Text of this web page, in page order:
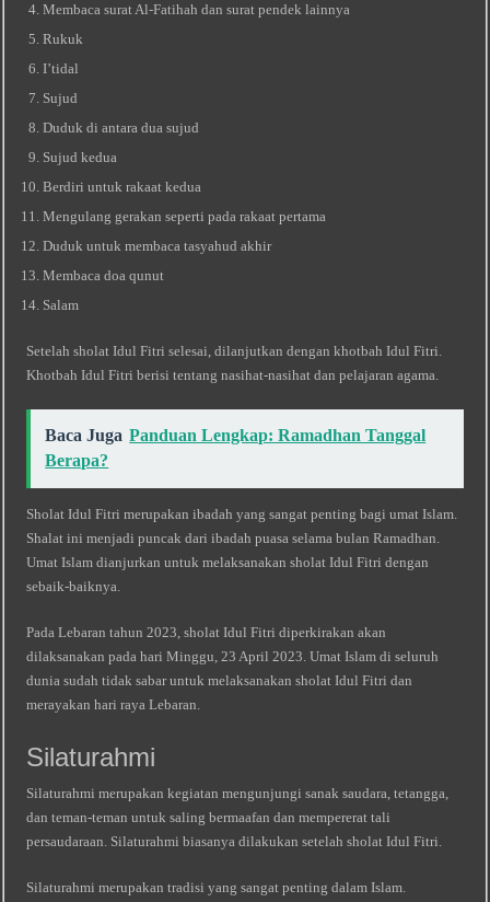
Membaca surat Al-Fatihah dan surat pendek lainnya
Rukuk
I’tidal
Sujud
Duduk di antara dua sujud
Sujud kedua
Berdiri untuk rakaat kedua
Mengulang gerakan seperti pada rakaat pertama
Duduk untuk membaca tasyahud akhir
Membaca doa qunut
Salam
Setelah sholat Idul Fitri selesai, dilanjutkan dengan khotbah Idul Fitri.
Khotbah Idul Fitri berisi tentang nasihat-nasihat dan pelajaran agama.
Baca Juga Panduan Lengkap: Ramadhan Tanggal
Berapa?
Sholat Idul Fitri merupakan ibadah yang sangat penting bagi umat Islam.
Shalat ini menjadi puncak dari ibadah puasa selama bulan Ramadhan.
Umat Islam dianjurkan untuk melaksanakan sholat Idul Fitri dengan
sebaik-baiknya.
Pada Lebaran tahun 2023, sholat Idul Fitri diperkirakan akan
dilaksanakan pada hari Minggu, 23 April 2023. Umat Islam di seluruh
dunia sudah tidak sabar untuk melaksanakan sholat Idul Fitri dan
merayakan hari raya Lebaran.
Silaturahmi
Silaturahmi merupakan kegiatan mengunjungi sanak saudara, tetangga,
dan teman-teman untuk saling bermaafan dan mempererat tali
persaudaraan. Silaturahmi biasanya dilakukan setelah sholat Idul Fitri.
Silaturahmi merupakan tradisi yang sangat penting dalam Islam.